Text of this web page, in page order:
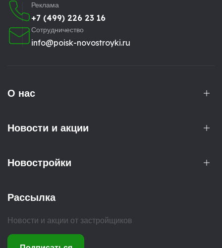
Реклама
+7 (499) 226 23 16
Сотрудничество
info@poisk-novostroyki.ru
О нас
Новости и акции
Новостройки
Рассылка
Новости и акции от застройщиков